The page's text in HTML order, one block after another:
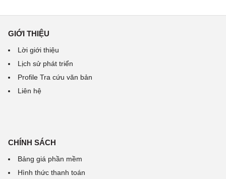
GIỚI THIỆU
Lời giới thiệu
Lịch sử phát triển
Profile Tra cứu văn bản
Liên hệ
CHÍNH SÁCH
Bảng giá phần mềm
Hình thức thanh toán